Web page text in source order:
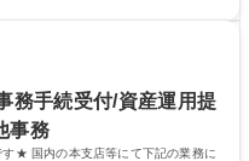
※入社後は上記いずれかの部門
【都庁グル
未満／有給年平均16日取得
■様々なプロジェクト：駐車場
照明を兼ねた広告「ブライトサ
生み出す活動を積極的に行って
務手続受付/資産運用提
事務
★ 国内の本支店等にて下記の業務に